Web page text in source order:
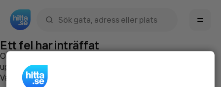
Ett fel har inträffat
Om du vill kan du
uppstod så att vi lättare och snabbare kan avhjälpa det.
Vänligen försök med följande: